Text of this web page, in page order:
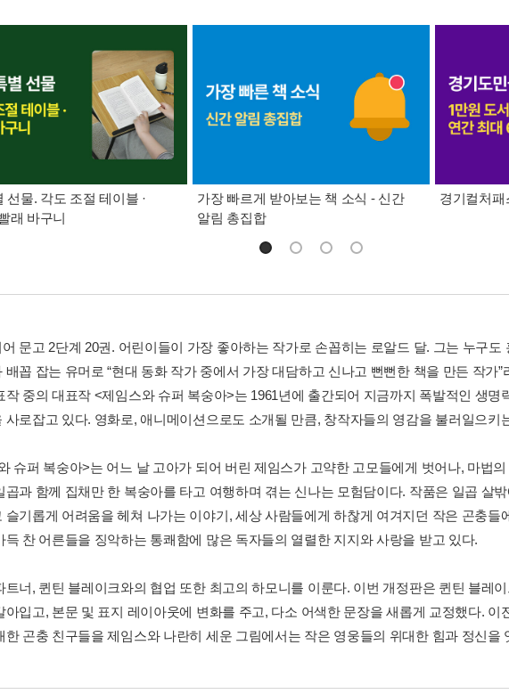
선물. 각도 조절 테이블 ·
래 바구니
가장 빠르게 받아보는 책 소식 - 신간
알림 총집합
경기컬처패
문고 2단계 20권. 어린이들이 가장 좋아하는 작가로 손꼽히는 로알드 달. 그는 누구도
배꼽 잡는 유머로 “현대 동화 작가 중에서 가장 대담하고 신나고 뻔뻔한 책을 만든 작가”
작 중의 대표작 <제임스와 슈퍼 복숭아>는 1961년에 출간되어 지금까지 폭발적인 생명
사로잡고 있다. 영화로, 애니메이션으로도 소개될 만큼, 창작자들의 영감을 불러일으키
슈퍼 복숭아>는 어느 날 고아가 되어 버린 제임스가 고약한 고모들에게 벗어나, 마법
곱과 함께 집채만 한 복숭아를 타고 여행하며 겪는 신나는 모험담이다. 작품은 일곱 살
슬기롭게 어려움을 헤쳐 나가는 이야기, 세상 사람들에게 하찮게 여겨지던 작은 곤충들
득 찬 어른들을 징악하는 통쾌함에 많은 독자들의 열렬한 지지와 사랑을 받고 있다.
트너, 퀸틴 블레이크와의 협업 또한 최고의 하모니를 이룬다. 이번 개정판은 퀸틴 블레
아입고, 본문 및 표지 레이아웃에 변화를 주고, 다소 어색한 문장을 새롭게 교정했다. 이
한 곤충 친구들을 제임스와 나란히 세운 그림에서는 작은 영웅들의 위대한 힘과 정신을